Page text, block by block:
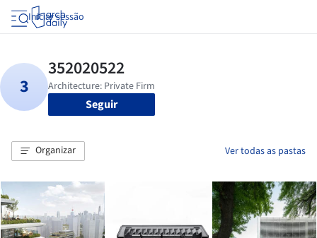
Iniciar sessão
Seguir
Organizar Ver todas as pastas